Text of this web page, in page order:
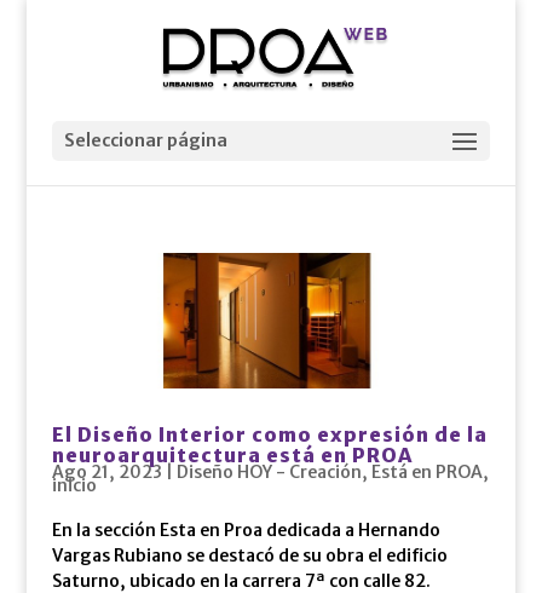
Seleccionar página
El Diseño Interior como expresión de la
neuroarquitectura está en PROA
Ago 21, 2023 Diseño HOY - Creación, Está en PROA,
inicio
En la sección Esta en Proa dedicada a Hernando
Vargas Rubiano se destacó de su obra el edificio
Saturno, ubicado en la carrera 7ª con calle 82.